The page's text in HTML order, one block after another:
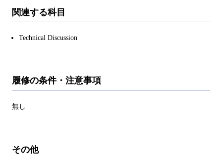
関連する科目
Technical Discussion
履修の条件・注意事項
無し
その他